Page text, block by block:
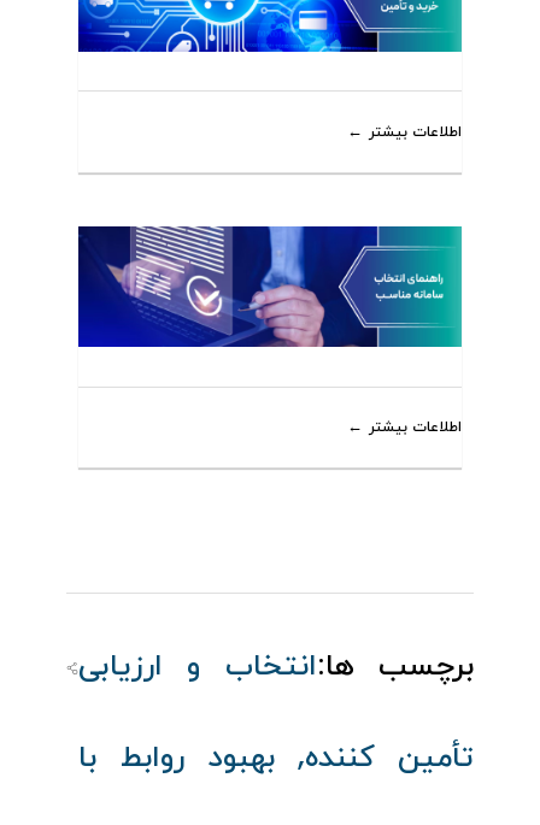
اطلاعات بیشتر
اطلاعات بیشتر
برچسب ها:انتخاب و ارزیابی
تأمین‌ کننده, بهبود روابط با